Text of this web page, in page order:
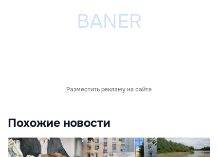
Разместить рекламу на сайте
Похожие новости